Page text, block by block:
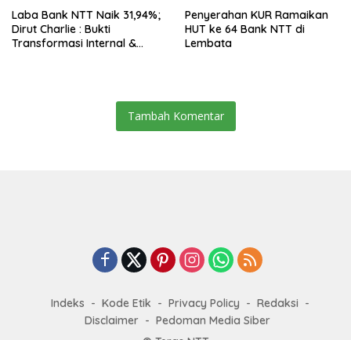
Laba Bank NTT Naik 31,94%;
Dirut Charlie : Bukti
Transformasi Internal &
Penyerahan KUR Ramaikan
HUT ke 64 Bank NTT di
Lembata
Tambah Komentar
Indeks Kode Etik Privacy Policy
Redaksi
Disclaimer
Pedoman Media Siber